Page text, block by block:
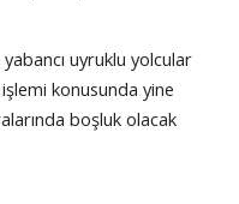
uyruklu yolcular
konusunda yine
boşluk olacak